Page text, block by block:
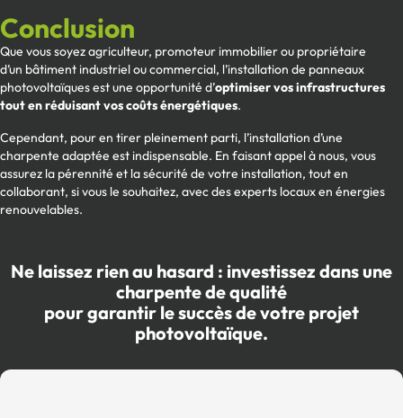
Conclusion
Que vous soyez agriculteur, promoteur immobilier ou propriétaire
d’un bâtiment industriel ou commercial, l’installation de panneaux
photovoltaïques est une opportunité d’optimiser vos infrastructures
tout en réduisant vos coûts énergétiques.
Cependant, pour en tirer pleinement parti, l’installation d’une
charpente adaptée est indispensable. En faisant appel à nous, vous
assurez la pérennité et la sécurité de votre installation, tout en
collaborant, si vous le souhaitez, avec des experts locaux en énergies
renouvelables.
Ne laissez rien au hasard : investissez dans une
charpente de qualité
pour garantir le succès de votre projet
photovoltaïque.